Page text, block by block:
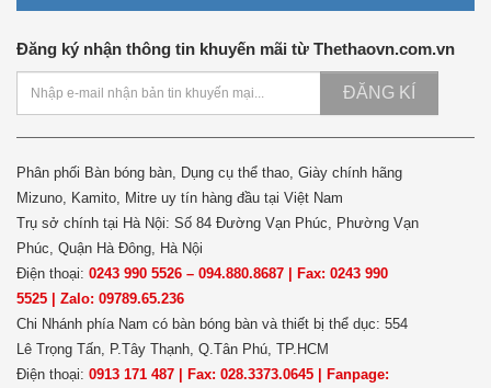
Đăng ký nhận thông tin khuyến mãi từ Thethaovn.com.vn
ĐĂNG KÍ
Phân phối Bàn bóng bàn, Dụng cụ thể thao, Giày chính hãng
Mizuno, Kamito, Mitre uy tín hàng đầu tại Việt Nam
Trụ sở chính tại Hà Nội: Số 84 Đường Vạn Phúc, Phường Vạn
Phúc, Quận Hà Đông, Hà Nội
Điện thoại: 0243 990 5526 – 094.880.8687 | Fax: 0243 990
5525 | Zalo: 09789.65.236
Chi Nhánh phía Nam có bàn bóng bàn và thiết bị thể dục: 554
Lê Trọng Tấn, P.Tây Thạnh, Q.Tân Phú, TP.HCM
Điện thoại: 0913 171 487 | Fax: 028.3373.0645 | Fanpage: